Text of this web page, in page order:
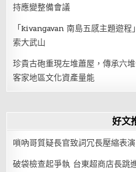
持應變整備會議
「kivangavan 南島五感主題遊
索大武山
珍貴古砲重現左堆蕭屋，傳承六
客家地區文化資產量能
好文
嗩吶哥質疑長官致詞冗長壓縮表
破袋檢查起爭執 台東超商店長跳